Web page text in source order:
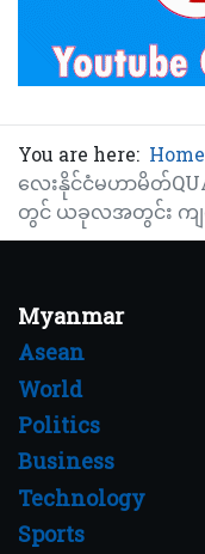
You are here: Home
လေးနိုင်ငံမဟာမိတ်
တွင် ယခုလအတွင်း ကျ
Myanmar
Asean
World
Politics
Business
Technology
Sports